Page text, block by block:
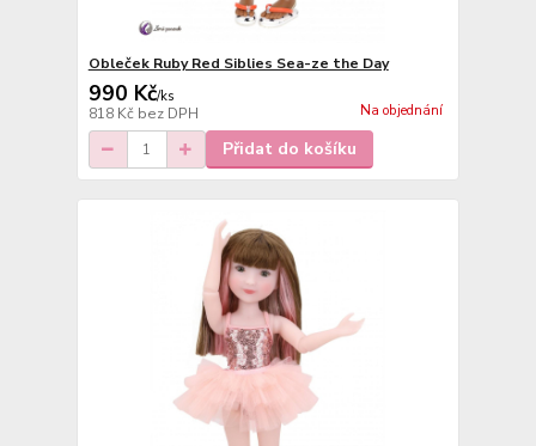
Obleček Ruby Red Siblies Sea-ze the Day
990 Kč/ks
818 Kč bez DPH Na objednání
Přidat do košíku